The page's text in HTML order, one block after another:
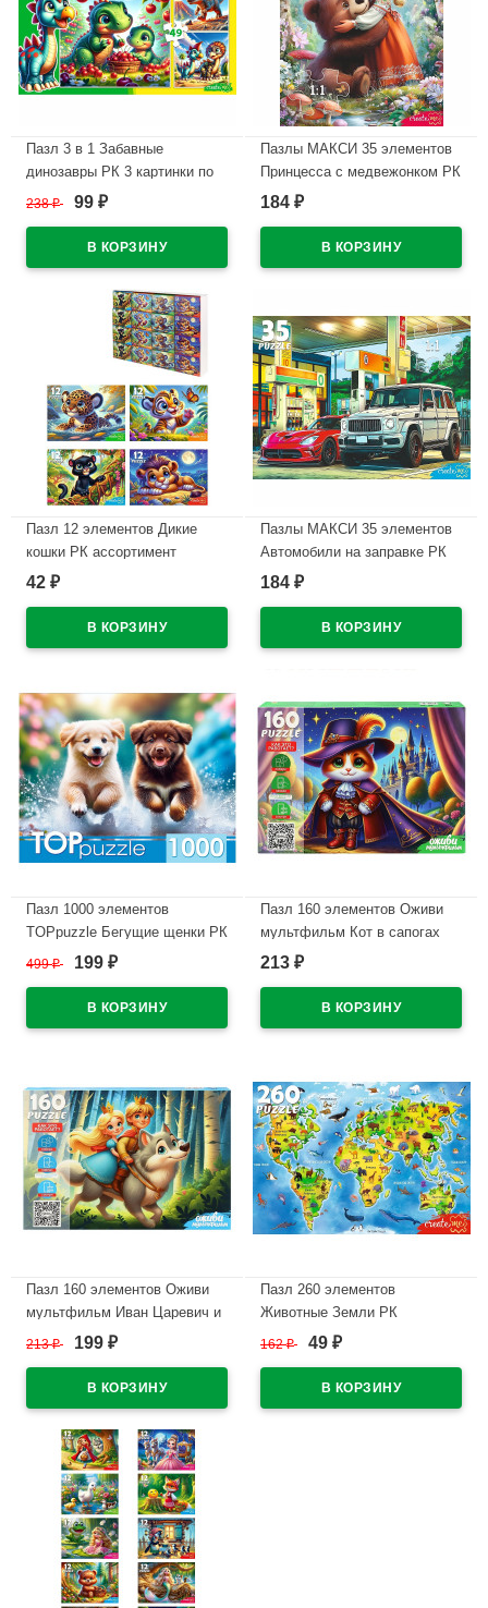
Пазл 3 в 1 Забавные
динозавры РК 3 картинки по
49 элементов арт.П-3461
238₽ 99 ₽
Пазлы МАКСИ 35 элементов
Принцесса с медвежонком РК
арт.Ф35-3426
184 ₽
Пазл 12 элементов Дикие
кошки РК ассортимент
арт.П12-2382
42 ₽
Пазлы МАКСИ 35 элементов
Автомобили на заправке РК
арт.Ф35-3422
184 ₽
Пазл 1000 элементов
TOPpuzzle Бегущие щенки РК
арт.ХТП1000-8737
499₽ 199 ₽
Пазл 160 элементов Оживи
мультфильм Кот в сапогах
РК арт.П160-3548
213 ₽
Пазл 160 элементов Оживи
мультфильм Иван Царевич и
серый волк РК арт.П160-3546
213₽ 199 ₽
Пазл 260 элементов
Животные Земли РК
арт.ПУ260-8700
162₽ 49 ₽